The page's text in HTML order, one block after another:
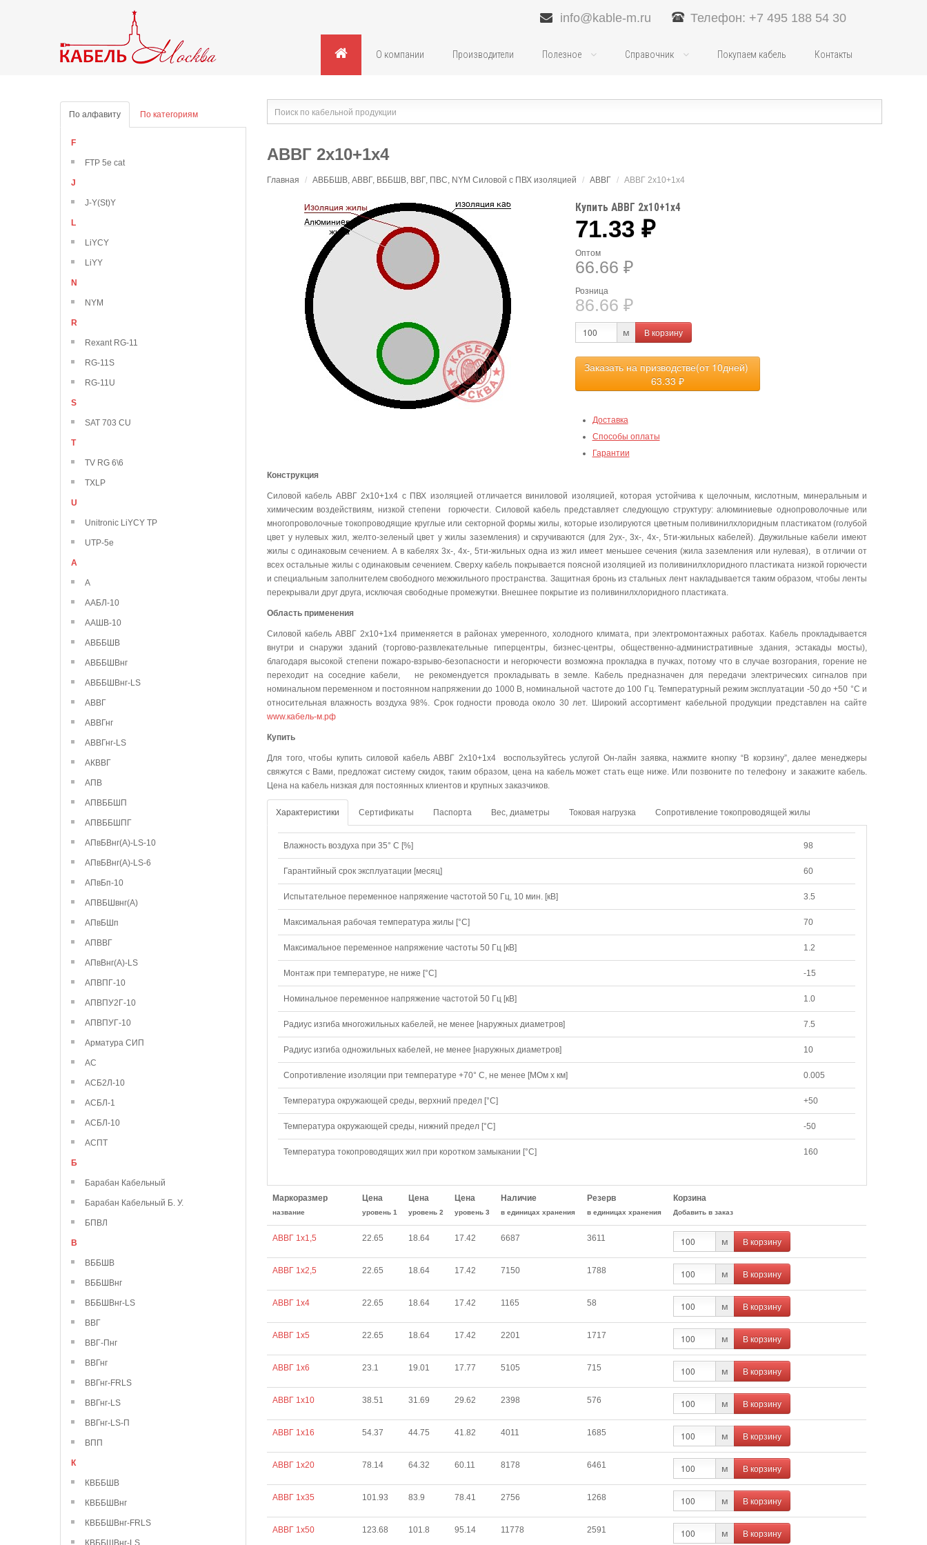
info@kable-m.ru Телефон: +7 495 188 54 30
О компании Производители Полезное Справочник Покупаем кабель Контакты
По алфавиту По категориям
F
FTP 5e cat
J
J-Y(St)Y
L
LiYCY
LiYY
N
NYM
R
Rexant RG-11
RG-11S
RG-11U
S
SAT 703 CU
T
TV RG 6\6
TXLP
U
Unitronic LiYCY TP
UTP-5e
А
А
ААБЛ-10
ААШВ-10
АВББШВ
АВББШВнг
АВББШВнг-LS
АВВГ
АВВГнг
АВВГнг-LS
АКВВГ
АПВ
АПВББШП
АПВББШПГ
АПвБВнг(А)-LS-10
АПвБВнг(А)-LS-6
АПвБп-10
АПВБШвнг(А)
АПвБШп
АПВВГ
АПвВнг(А)-LS
АПВПГ-10
АПВПУ2Г-10
АПВПУГ-10
Арматура СИП
АС
АСБ2Л-10
АСБЛ-1
АСБЛ-10
АСПТ
Б
Барабан Кабельный
Барабан Кабельный Б. У.
БПВЛ
В
ВББШВ
ВББШВнг
ВББШВнг-LS
ВВГ
ВВГ-Пнг
ВВГнг
ВВГнг-FRLS
ВВГнг-LS
ВВГнг-LS-П
ВПП
К
КВББШВ
КВББШВнг
КВББШВнг-FRLS
КВББШВнг-LS
АВВГ 2х10+1х4
Главная / АВББШВ, АВВГ, ВББШВ, ВВГ, ПВС, NYM Силовой с ПВХ изоляцией / АВВГ / АВВГ 2х10+1х4
Купить АВВГ 2х10+1х4
71.33 ₽
Оптом
66.66 ₽
Розница
86.66 ₽
м В корзину
Заказать на призводстве(от 10дней)
63.33 ₽
Доставка
Способы оплаты
Гарантии
Конструкция
Силовой кабель АВВГ 2х10+1х4 с ПВХ изоляцией отличается виниловой изоляцией, которая устойчива к щелочным, кислотным, минеральным и
химическим воздействиям, низкой степени горючести. Силовой кабель представляет следующую структуру: алюминиевые однопроволочные или
многопроволочные токопроводящие круглые или секторной формы жилы, которые изолируются цветным поливинилхлоридным пластикатом (голубой
цвет у нулевых жил, желто-зеленый цвет у жилы заземления) и скручиваются (для 2ух-, 3х-, 4х-, 5ти-жильных кабелей). Двужильные кабели имеют
жилы с одинаковым сечением. А в кабелях 3х-, 4х-, 5ти-жильных одна из жил имеет меньшее сечения (жила заземления или нулевая), в отличии от
всех остальные жилы с одинаковым сечением. Сверху кабель покрывается поясной изоляцией из поливинилхлоридного пластиката низкой горючести
и специальным заполнителем свободного межжильного пространства. Защитная бронь из стальных лент накладывается таким образом, чтобы ленты
перекрывали друг друга, исключая свободные промежутки. Внешнее покрытие из поливинилхлоридного пластиката.
Область применения
Силовой кабель АВВГ 2х10+1х4 применяется в районах умеренного, холодного климата, при электромонтажных работах. Кабель прокладывается
внутри и снаружи зданий (торгово-развлекательные гиперцентры, бизнес-центры, общественно-административные здания, эстакады мосты),
благодаря высокой степени пожаро-взрыво-безопасности и негорючести возможна прокладка в пучках, потому что в случае возгорания, горение не
переходит на соседние кабели, не рекомендуется прокладывать в земле. Кабель предназначен для передачи электрических сигналов при
номинальном переменном и постоянном напряжении до 1000 В, номинальной частоте до 100 Гц. Температурный режим эксплуатации -50 до +50 °C и
относительная влажность воздуха 98%. Срок годности провода около 30 лет. Широкий ассортимент кабельной продукции представлен на сайте
www.кабель-м.рф
Купить
Для того, чтобы купить силовой кабель АВВГ 2х10+1х4 воспользуйтесь услугой Он-лайн заявка, нажмите кнопку “В корзину”, далее менеджеры
свяжутся с Вами, предложат систему скидок, таким образом, цена на кабель может стать еще ниже. Или позвоните по телефону и закажите кабель.
Цена на кабель низкая для постоянных клиентов и крупных заказчиков.
Характеристики Сертификаты Паспорта Вес, диаметры Токовая нагрузка Сопротивление токопроводящей жилы
Влажность воздуха при 35° C [%] 98
Гарантийный срок эксплуатации [месяц] 60
Испытательное переменное напряжение частотой 50 Гц, 10 мин. [кВ] 3.5
Максимальная рабочая температура жилы [°С] 70
Максимальное переменное напряжение частоты 50 Гц [кВ] 1.2
Монтаж при температуре, не ниже [°C] -15
Номинальное переменное напряжение частотой 50 Гц [кВ] 1.0
Радиус изгиба многожильных кабелей, не менее [наружных диаметров] 7.5
Радиус изгиба одножильных кабелей, не менее [наружных диаметров] 10
Сопротивление изоляции при температуре +70° С, не менее [МОм х км] 0.005
Температура окружающей среды, верхний предел [°C] +50
Температура окружающей среды, нижний предел [°C] -50
Температура токопроводящих жил при коротком замыкании [°С] 160
Маркоразмер
название
Цена
уровень 1
Цена
уровень 2
Цена
уровень 3
Наличие
в единицах хранения
Резерв
в единицах хранения
Корзина
Добавить в заказ
АВВГ 1х1,5 22.65 18.64 17.42 6687 3611 м В корзину
АВВГ 1х2,5 22.65 18.64 17.42 7150 1788 м В корзину
АВВГ 1х4 22.65 18.64 17.42 1165 58 м В корзину
АВВГ 1х5 22.65 18.64 17.42 2201 1717 м В корзину
АВВГ 1х6 23.1 19.01 17.77 5105 715 м В корзину
АВВГ 1х10 38.51 31.69 29.62 2398 576 м В корзину
АВВГ 1х16 54.37 44.75 41.82 4011 1685 м В корзину
АВВГ 1х20 78.14 64.32 60.11 8178 6461 м В корзину
АВВГ 1х35 101.93 83.9 78.41 2756 1268 м В корзину
АВВГ 1х50 123.68 101.8 95.14 11778 2591 м В корзину